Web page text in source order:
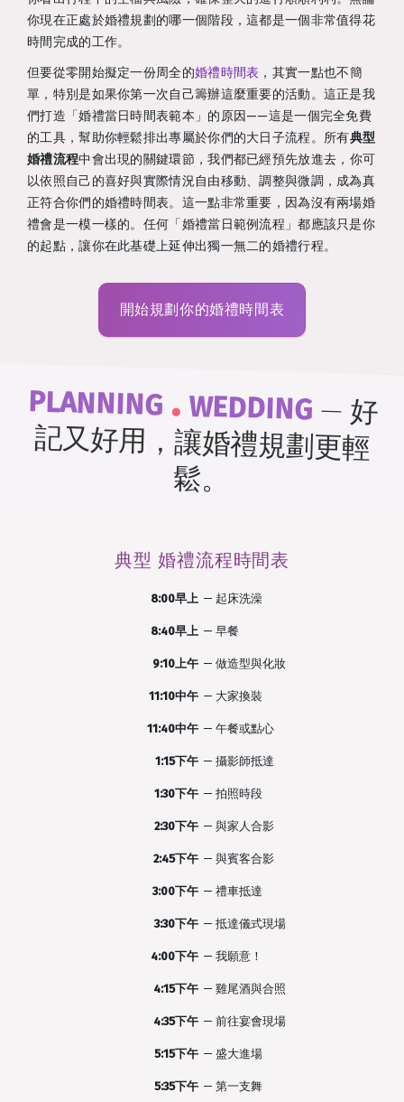
你現在正處於婚禮規劃的哪一個階段，這都是一個非常值得花
時間完成的工作。
但要從零開始擬定一份周全的婚禮時間表 ，其實一點也不簡
單，特別是如果你第一次自己籌辦這麼重要的活動。這正是我
們打造「婚禮當日時間表範本」的原因——這是一個完全免費
的工具，幫助你輕鬆排出專屬於你們的大日子流程。所有典型
婚禮流程中會出現的關鍵環節，我們都已經預先放進去，你可
以依照自己的喜好與實際情況自由移動、調整與微調，成為真
正符合你們的婚禮時間表。這一點非常重要，因為沒有兩場婚
禮會是一模一樣的。任何「婚禮當日範例流程」都應該只是你
的起點，讓你在此基礎上延伸出獨一無二的婚禮行程。
開始規劃你的婚禮時間表
PLANNING . WEDDING— 好
記又好用，讓婚禮規劃更輕
鬆。
典型 婚禮流程時間表
8:00早上 — 起床洗澡
8:40早上 —早餐
9:10上午 —做造型與化妝
11:10中午 — 大家換裝
11:40中午 —午餐或點心
1:15下午 —攝影師抵達
1:30下午 —拍照時段
2:30下午 —與家人合影
2:45下午 —與賓客合影
3:00下午 —禮車抵達
3:30下午 —抵達儀式現場
4:00下午 —我願意！
4:15下午 —雞尾酒與合照
4:35下午 —前往宴會現場
5:15下午 —盛大進場
5:35下午 —第一支舞